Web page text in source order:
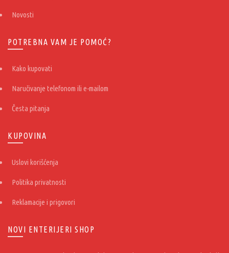
Novosti
POTREBNA VAM JE POMOĆ?
Kako kupovati
Naručivanje telefonom ili e-mailom
Česta pitanja
KUPOVINA
Uslovi korišćenja
Politika privatnosti
Reklamacije i prigovori
NOVI ENTERIJERI SHOP